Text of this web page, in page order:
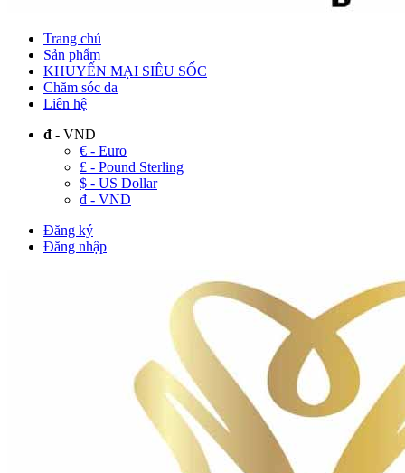
Trang chủ
Sản phẩm
KHUYẾN MẠI SIÊU SỐC
Chăm sóc da
Liên hệ
đ - VND
€ - Euro
£ - Pound Sterling
$ - US Dollar
đ - VND
Đăng ký
Đăng nhập